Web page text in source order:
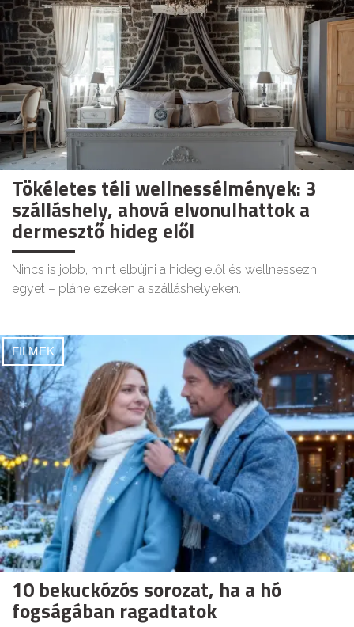
Tökéletes téli wellnessélmények: 3
szálláshely, ahová elvonulhattok a
dermesztő hideg elől
Nincs is jobb, mint elbújni a hideg elől és wellnessezni
egyet – pláne ezeken a szálláshelyeken.
FILMEK
10 bekuckózós sorozat, ha a hó
fogságában ragadtatok